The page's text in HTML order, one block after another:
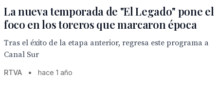
La nueva temporada de "El Legado" pone el
foco en los toreros que marcaron época
Tras el éxito de la etapa anterior, regresa este programa a
Canal Sur
RTVA • hace 1 año